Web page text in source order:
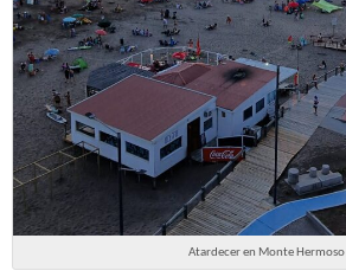
Atardecer en Monte Hermoso